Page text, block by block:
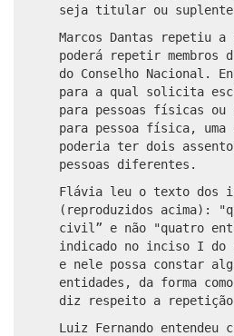
seja titular ou
Marcos Dantas repetiu
poderá repetir membros
do Conselho Nacional .
para a qual solicita
para pessoas físicas
para pessoa física,
poderia ter dois
pessoas diferentes.
Flávia leu o texto dos
(reproduzidos acima):
civil” e não "quatro
indicado no inciso I do
e nele possa constar
entidades, da forma
diz respeito a
Luiz Fernando entendeu